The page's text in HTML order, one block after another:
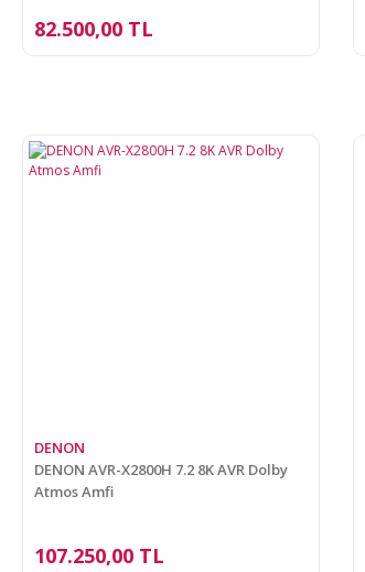
82.500,00 TL
DENON
DENON AVR-X2800H 7.2 8K AVR Dolby
Atmos Amfi
107.250,00 TL